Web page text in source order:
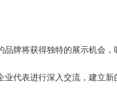
牌将获得独特的展示机会，
代表进行深入交流，建立新